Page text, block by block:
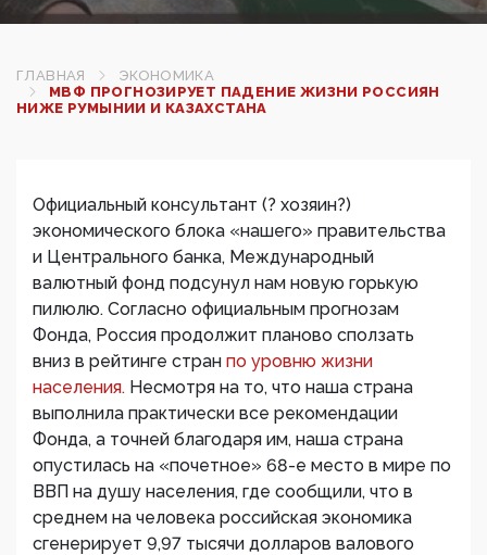
ГЛАВНАЯ
ЭКОНОМИКА
МВФ ПРОГНОЗИРУЕТ ПАДЕНИЕ ЖИЗНИ РОССИЯН
НИЖЕ РУМЫНИИ И КАЗАХСТАНА
Официальный консультант (? хозяин?)
экономического блока «нашего» правительства
и Центрального банка, Международный
валютный фонд подсунул нам новую горькую
пилюлю. Согласно официальным прогнозам
Фонда, Россия продолжит планово сползать
вниз в рейтинге стран по уровню жизни
населения. Несмотря на то, что наша страна
выполнила практически все рекомендации
Фонда, а точней благодаря им, наша страна
опустилась на «почетное» 68-е место в мире по
ВВП на душу населения, где сообщили, что в
среднем на человека российская экономика
сгенерирует 9,97 тысячи долларов валового